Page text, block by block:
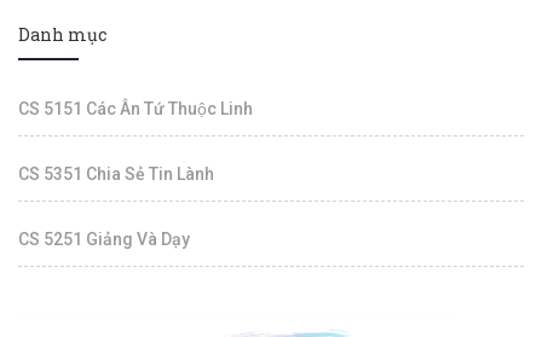
Danh mục
CS 5151 Các Ân Tứ Thuộc Linh
CS 5351 Chia Sẻ Tin Lành
CS 5251 Giảng Và Dạy